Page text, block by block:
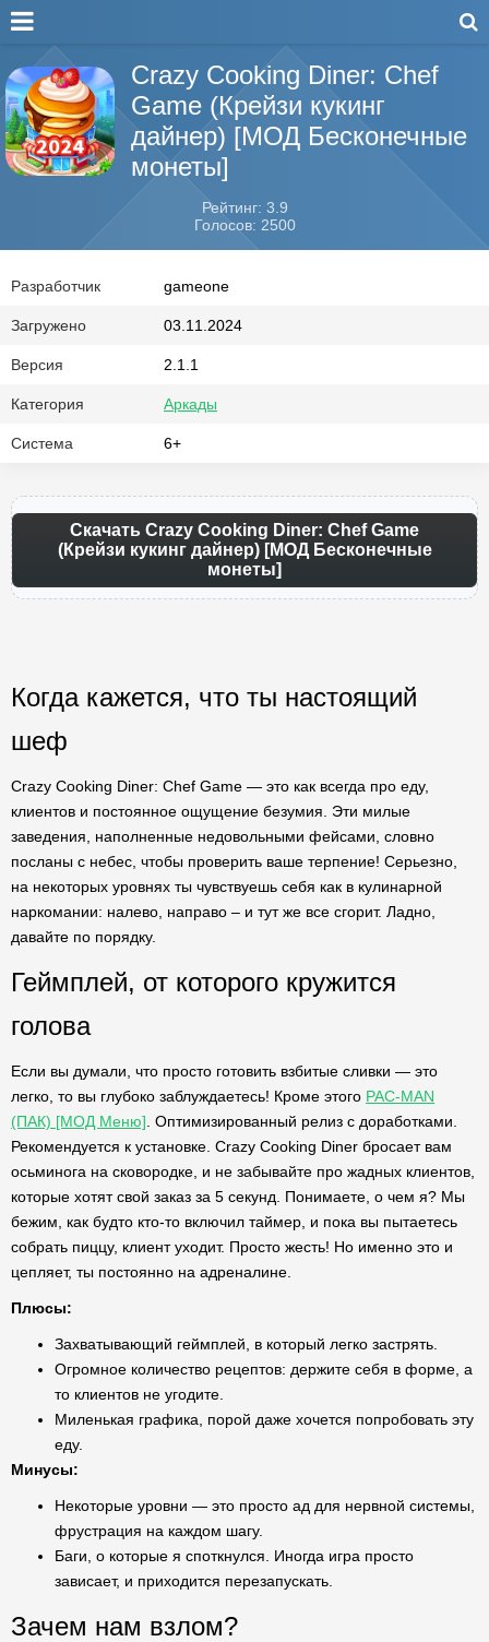
Crazy Cooking Diner: Chef
Game (Крейзи кукинг
дайнер) [МОД Бесконечные
монеты]
Рейтинг: 3.9
Голосов: 2500
Разработчик gameone
Загружено 03.11.2024
Версия 2.1.1
Категория Аркады
Система 6+
Скачать Crazy Cooking Diner: Chef Game
(Крейзи кукинг дайнер) [МОД Бесконечные
монеты]
Когда кажется, что ты настоящий
шеф
Crazy Cooking Diner: Chef Game — это как всегда про еду,
клиентов и постоянное ощущение безумия. Эти милые
заведения, наполненные недовольными фейсами, словно
посланы с небес, чтобы проверить ваше терпение! Серьезно,
на некоторых уровнях ты чувствуешь себя как в кулинарной
наркомании: налево, направо – и тут же все сгорит. Ладно,
давайте по порядку.
Геймплей, от которого кружится
голова
Если вы думали, что просто готовить взбитые сливки — это
легко, то вы глубоко заблуждаетесь! Кроме этого PAC-MAN
(ПАК) [МОД Меню] . Оптимизированный релиз с доработками.
Рекомендуется к установке. Crazy Cooking Diner бросает вам
осьминога на сковородке, и не забывайте про жадных клиентов,
которые хотят свой заказ за 5 секунд. Понимаете, о чем я? Мы
бежим, как будто кто-то включил таймер, и пока вы пытаетесь
собрать пиццу, клиент уходит. Просто жесть! Но именно это и
цепляет, ты постоянно на адреналине.
Плюсы:
Захватывающий геймплей, в который легко застрять.
Огромное количество рецептов: держите себя в форме, а
то клиентов не угодите.
Миленькая графика, порой даже хочется попробовать эту
еду.
Минусы:
Некоторые уровни — это просто ад для нервной системы,
фрустрация на каждом шагу.
Баги, о которые я споткнулся. Иногда игра просто
зависает, и приходится перезапускать.
Зачем нам взлом?